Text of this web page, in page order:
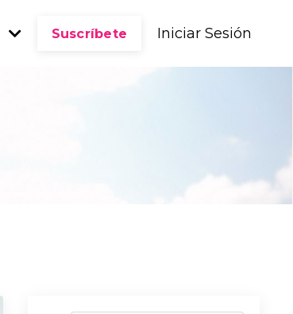
Suscríbete Iniciar Sesión